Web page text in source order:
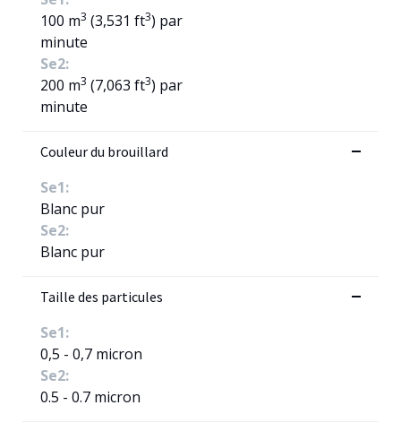
100 m3 (3,531 ft3) par
minute
Se2:
200 m3 (7,063 ft3) par
minute
Couleur du brouillard
Se1:
Blanc pur
Se2:
Blanc pur
Taille des particules
Se1:
0,5 - 0,7 micron
Se2:
0.5 - 0.7 micron